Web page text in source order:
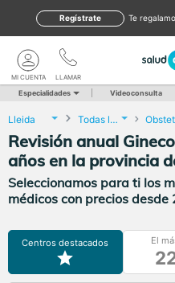
te
Regístrate
LLAMAR
MI CUENTA
Especialidades Videoconsulta
Lleida Todas las localidades
Revisión anual
años en la provincia
Seleccionamos para ti los
médicos con precios desde
Centros destacados El